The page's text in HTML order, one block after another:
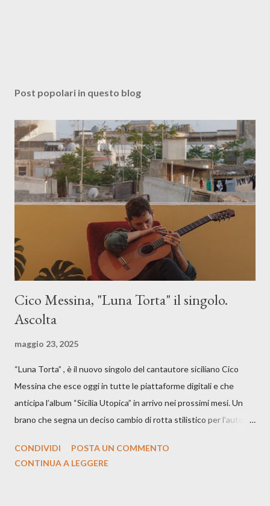
Post popolari in questo blog
Cico Messina, "Luna Torta" il singolo.
Ascolta
maggio 23, 2025
“Luna Torta” , è il nuovo singolo del cantautore siciliano Cico
Messina che esce oggi in tutte le piattaforme digitali e che
anticipa l’album “Sicilia Utopica” in arrivo nei prossimi mesi. Un
brano che segna un deciso cambio di rotta stilistico per l’autore
testo ibrido tra italiano e siciliano, e un’urgenza espressiva che
CONDIVIDI
POSTA UN COMMENTO
CONTINUA A LEGGERE